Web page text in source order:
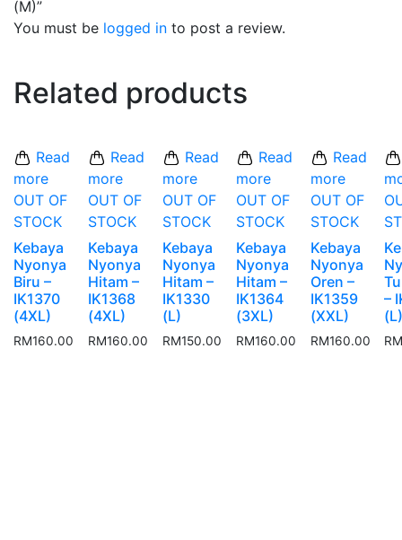
(M)”
You must be logged in to post a review.
Related products
Read
more
OUT OF
STOCK
Kebaya
Nyonya
Biru –
IK1370
(4XL)
RM160.00
Read
more
OUT OF
STOCK
Kebaya
Nyonya
Hitam –
IK1368
(4XL)
RM160.00
Read
more
OUT OF
STOCK
Kebaya
Nyonya
Hitam –
IK1330
(L)
RM150.00
Read
more
OUT OF
STOCK
Kebaya
Nyonya
Hitam –
IK1364
(3XL)
RM160.00
Read
more
OUT OF
STOCK
Kebaya
Nyonya
Oren –
IK1359
(XXL)
RM160.00
–